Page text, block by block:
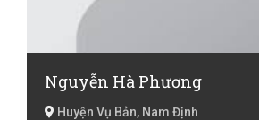
Nguyễn Hà Phương
Huyện Vụ Bản, Nam Định